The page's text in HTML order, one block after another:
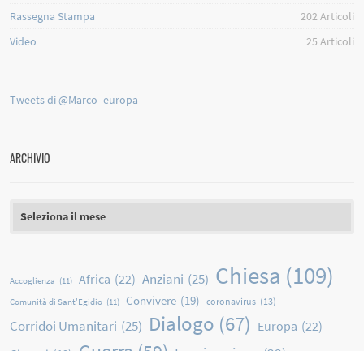
Rassegna Stampa
202Articoli
Video
25 Articoli
Tweets di @Marco_europa
ARCHIVIO
Accoglienza (11) Africa (22) Anziani (25) Chiesa (109)
Comunità di Sant'Egidio (11) Convivere (19) coronavirus (13)
Corridoi Umanitari (25) Dialogo (67) Europa (22)